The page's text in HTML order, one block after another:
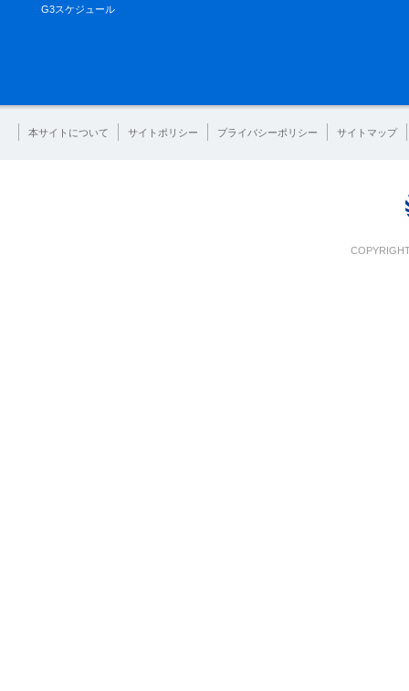
G3スケジュール
本サイトについて サイトポリシー プライバシーポリシー サイトマップ